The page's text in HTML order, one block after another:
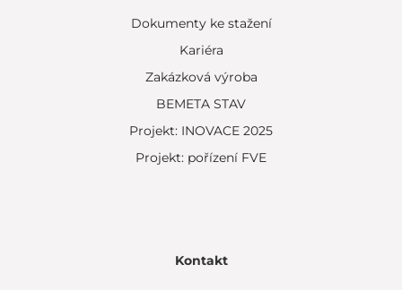
Dokumenty ke stažení
Kariéra
Zakázková výroba
BEMETA STAV
Projekt: INOVACE 2025
Projekt: pořízení FVE
Kontakt